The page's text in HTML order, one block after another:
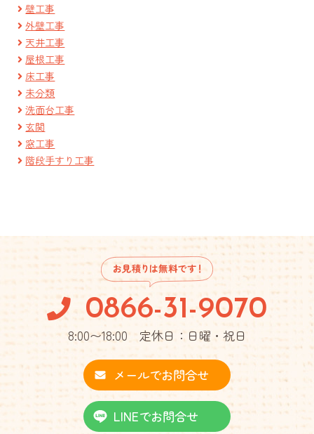
壁工事
外壁工事
天井工事
屋根工事
床工事
未分類
洗面台工事
玄関
窓工事
階段手すり工事
0866-31-9070
8:00〜18:00 定休日：日曜・祝日
メールでお問合せ
LINEでお問合せ